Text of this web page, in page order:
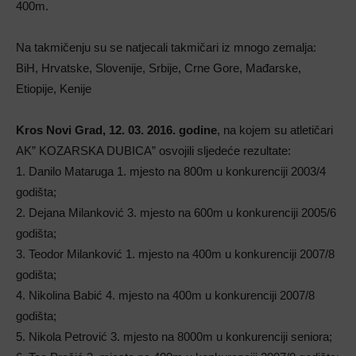
400m.
Na takmičenju su se natjecali takmičari iz mnogo zemalja:
BiH, Hrvatske, Slovenije, Srbije, Crne Gore, Mađarske,
Etiopije, Kenije
Kros Novi Grad, 12. 03. 2016. godine, na kojem su atletičari
AK” KOZARSKA DUBICA” osvojili sljedeće rezultate:
1. Danilo Mataruga 1. mjesto na 800m u konkurenciji 2003/4
godišta;
2. Dejana Milanković 3. mjesto na 600m u konkurenciji 2005/6
godišta;
3. Teodor Milanković 1. mjesto na 400m u konkurenciji 2007/8
godišta;
4. Nikolina Babić 4. mjesto na 400m u konkurenciji 2007/8
godišta;
5. Nikola Petrović 3. mjesto na 8000m u konkurenciji seniora;